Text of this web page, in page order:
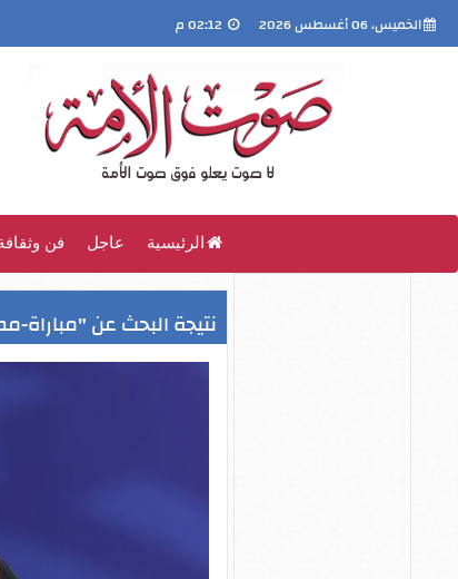
الخميس، 06 أغسطس 2026
الرئيسية عاجل فن
نتيجة البحث عن "مباراة-